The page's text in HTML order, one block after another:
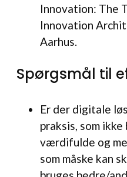
Innovation: The
Innovation
Aarhus.
Spørgsmål til
Er der digitale
praksis, som
værdifulde og
som måske kan